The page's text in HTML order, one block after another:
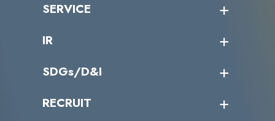
ミッション／ビジョン
パートナー企業一覧
サイバーニュース
SERVICE
カテゴリー別サービス一覧
IR
IRカレンダー
IRライブラリー
SDGs/D&I
当グループのマテリアリティ
RECRUIT